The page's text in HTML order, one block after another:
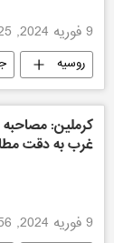
9 فوریه 2024, 14:25
روسیه
کرملین: مصاحبه
غرب به دقت
9 فوریه 2024, 13:56